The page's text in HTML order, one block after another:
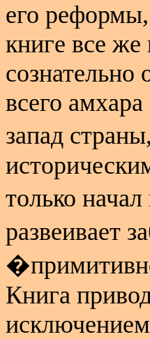
его
книге все
всего
запад
только
развеивает
Книга